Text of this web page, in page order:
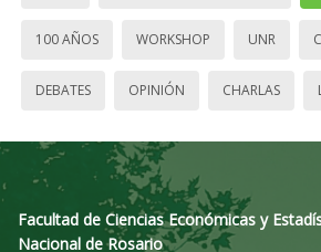
100 AÑOS WORKSHOP UNR
DEBATES OPINIÓN CHARLAS
Facultad de Ciencias Económicas y
Nacional de Rosario